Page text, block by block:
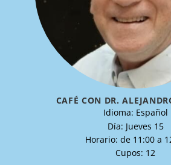
CAFÉ CON DR.
Idioma: Español
Día: Jueves 15
Horario: de 11:00 a
Cupos: 12